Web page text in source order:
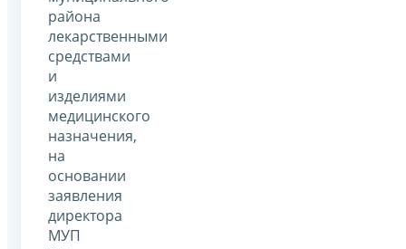
района
лекарственными
средствами
и
изделиями
медицинского
назначения,
на
основании
заявления
директора
МУП